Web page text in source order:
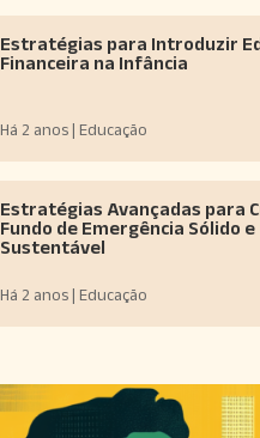
Estratégias para Introduzir
Financeira na Infância
Há 2 anos | Educação
Estratégias Avançadas para
Fundo de Emergência Sólido e
Sustentável
Há 2 anos | Educação